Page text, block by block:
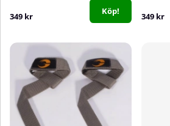
349 kr Köp! 349 kr